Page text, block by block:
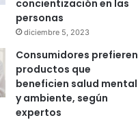
concientización en las
personas
diciembre 5, 2023
Consumidores prefieren
productos que
beneficien salud mental
y ambiente, según
expertos